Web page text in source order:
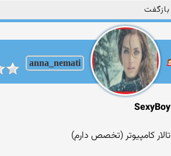
بازگفت
anna_nemati
SexyBoy
تالار کامپیوتر (تخصص دارم)